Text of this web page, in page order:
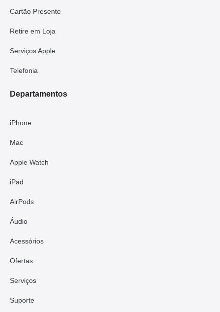
Cartão Presente
Retire em Loja
Serviços Apple
Telefonia
Departamentos
iPhone
Mac
Apple Watch
iPad
AirPods
Áudio
Acessórios
Ofertas
Serviços
Suporte